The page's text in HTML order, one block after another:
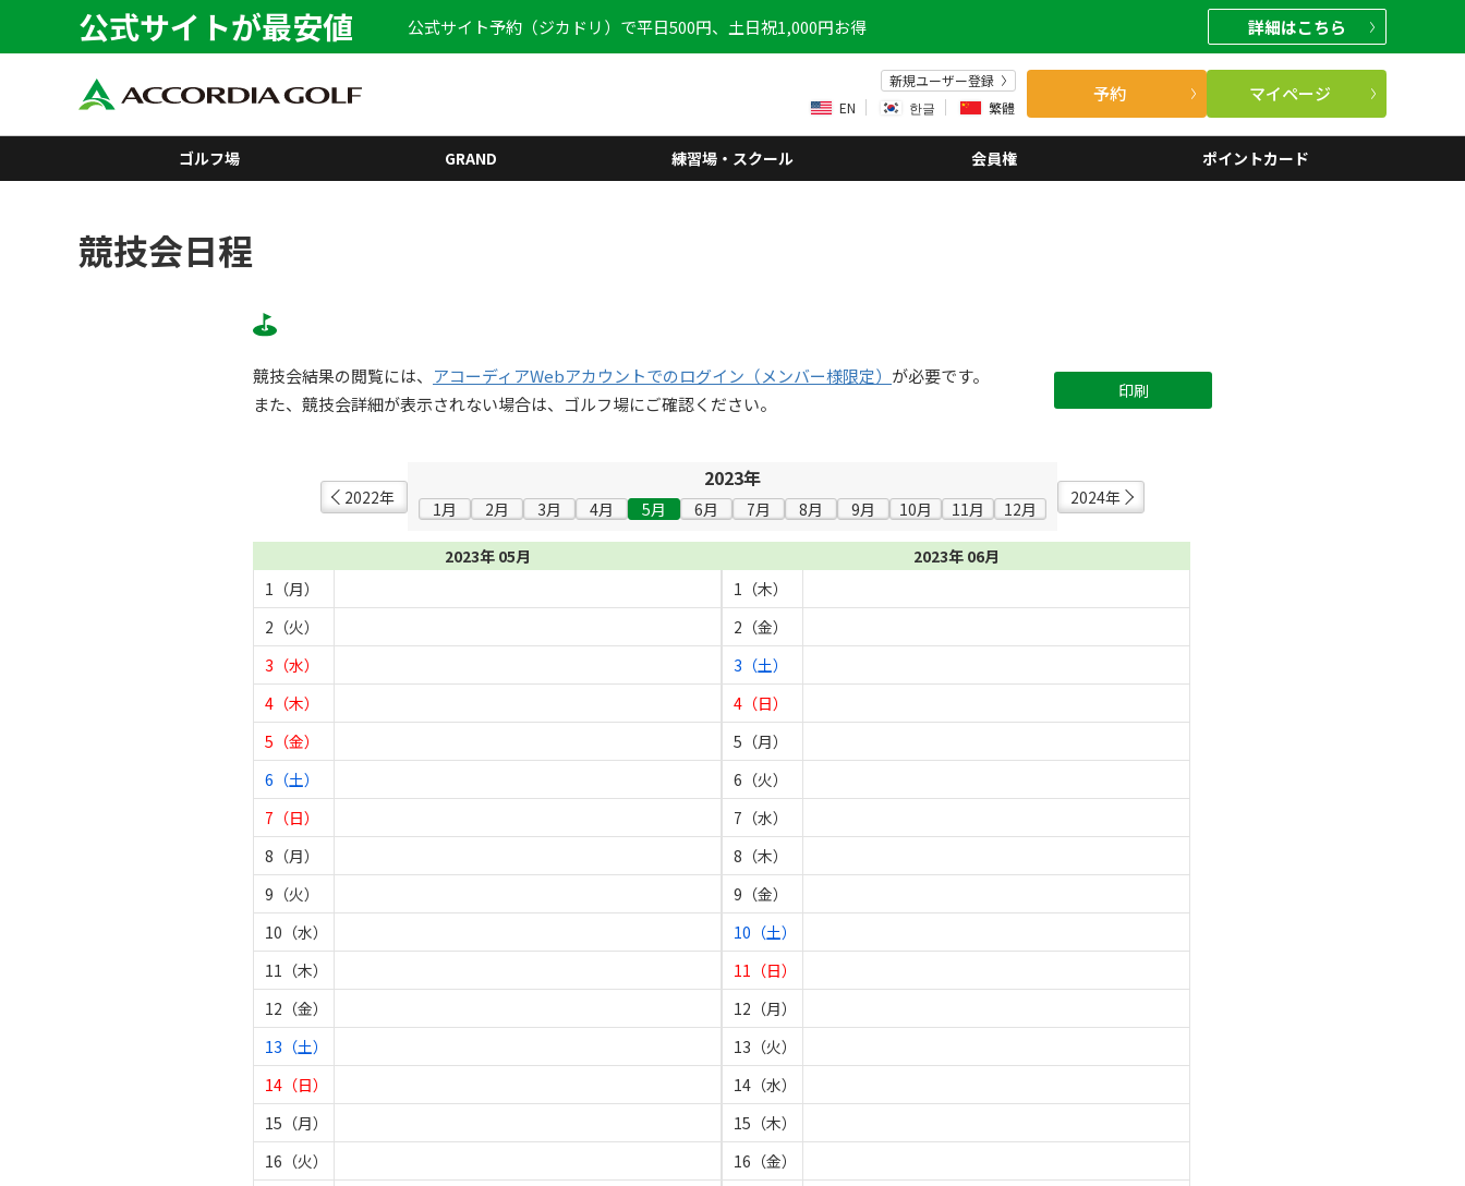
公式サイトが最安値 公式サイト予約（ジカドリ）で平日500円、土日祝1,000円お得 詳細はこちら
新規ユーザー登録
EN
한글 繁體
予約 マイページ
ゴルフ場 GRAND 練習場・スクール 会員権 ポイントカード
競技会日程
競技会結果の閲覧には、 アコーディアWebアカウントでのログイン（メンバー様限定） が必要です。
また、競技会詳細が表示されない場合は、ゴルフ場にご確認ください。
印刷
2022年
2023年
1月 2月 3月 4月 5月 6月 7月 8月 9月 10月 11月 12月
2024年
2023年 05月
1（月）
2（火）
3（水）
4（木）
5（金）
6（土）
7（日）
8（月）
9（火）
10（水）
11（木）
12（金）
13（土）
14（日）
15（月）
16（火）
2023年 06月
1（木）
2（金）
3（土）
4（日）
5（月）
6（火）
7（水）
8（木）
9（金）
10（土）
11（日）
12（月）
13（火）
14（水）
15（木）
16（金）